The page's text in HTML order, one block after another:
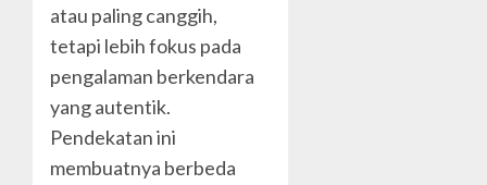
atau paling canggih,
tetapi lebih fokus pada
pengalaman berkendara
yang autentik.
Pendekatan ini
membuatnya berbeda